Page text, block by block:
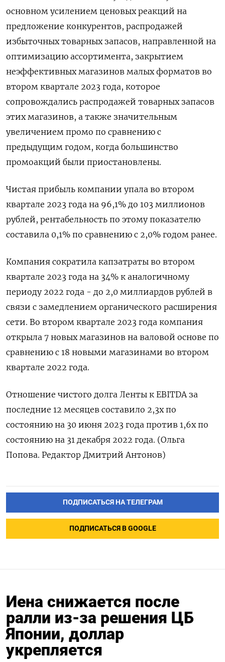
основном усилением ценовых реакций на
предложение конкурентов, распродажей
избыточных товарных запасов, направленной на
оптимизацию ассортимента, закрытием
неэффективных магазинов малых форматов во
втором квартале 2023 года, которое
сопровождались распродажей товарных запасов
этих магазинов, а также значительным
увеличением промо по сравнению с
предыдущим годом, когда большинство
промоакций были приостановлены.
Чистая прибыль компании упала во втором
квартале 2023 года на 96,1% до 103 миллионов
рублей, рентабельность по этому показателю
составила 0,1% по сравнению с 2,0% годом ранее.
Компания сократила капзатраты во втором
квартале 2023 года на 34% к аналогичному
периоду 2022 года - до 2,0 миллиардов рублей в
связи с замедлением органического расширения
сети. Во втором квартале 2023 года компания
открыла 7 новых магазинов на валовой основе по
сравнению с 18 новыми магазинами во втором
квартале 2022 года.
Отношение чистого долга Ленты к EBITDA за
последние 12 месяцев составило 2,3х по
состоянию на 30 июня 2023 года против 1,6х по
состоянию на 31 декабря 2022 года. (Ольга
Попова. Редактор Дмитрий Антонов)
ПОДПИСАТЬСЯ НА ТЕЛЕГРАМ
ПОДПИСАТЬСЯ В GOOGLE
Иена снижается после
ралли из-за решения ЦБ
Японии, доллар
укрепляется